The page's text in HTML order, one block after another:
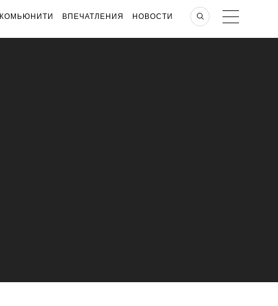
КОМЬЮНИТИ ВПЕЧАТЛЕНИЯ НОВОСТИ